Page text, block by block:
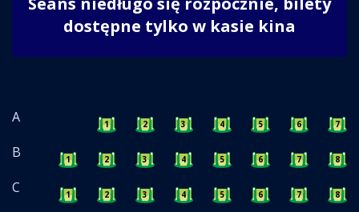
dostępne tylko w kasie kina
A 1 2 3 4 5 6 7
B 1 2 3 4 5 6 7 8
C 1 2 3 4 5 6 7 8